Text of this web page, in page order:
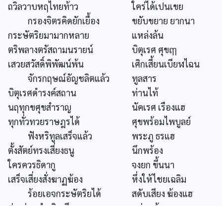
ถวิลวาบหฤไทยท้าว
ใคร่ได้เปนเขย
กรองจิตรคิดยักเยื้อง
ขยับขยาย ยากนา
กระษัตริยมามากหลาย
แหล่งล้น
ตริพลางตรัสถามนรายน์
บิตุเรศ ศุขฤๅ
เสวยสวัสดิ์พิพัฒน์พ้น
เศิกเสี้ยนเบียฬไฉน
จักรกฤษณ์อัญชลิตแล้ว
ทูลสาร
บิตุเรศดำรงค์สถาน
ท่านไท้
นฤทุกขศุขสำราญ
นัคเรศ เรืองแฮ
ทุกทั่วทวยราษฎรได้
ศุขพร้อมไพบูลย์
ฟังหริทูลเสร็จแล้ว
พระภู ธรแฮ
ตั้งสัตย์ทรงเสี่ยงธนู
นึกพร้อง
ใครควรธิดากู
จงยก ขึ้นนา
เสร็จเสี่ยงสั่งฆาฏฆ้อง
หึ่งให้ไชยเฉลิม
ร้อยเอจกระษัตริยได้
สดับเสียง ฆ้องแฮ